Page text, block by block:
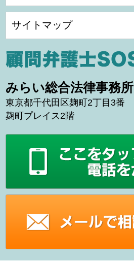
サイトマップ
みらい総合法律事務所
東京都千代田区麹町2丁目3番
麹町プレイス2階